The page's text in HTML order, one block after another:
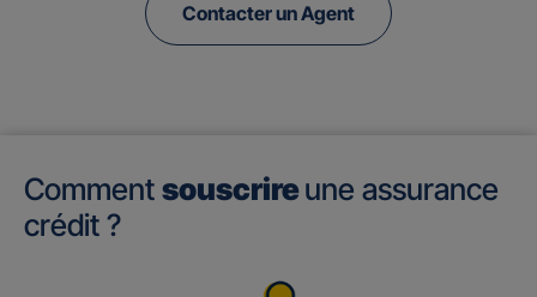
Contacter un Agent
Comment souscrireune assurance
crédit ?